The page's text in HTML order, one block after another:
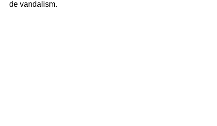
de vandalism.